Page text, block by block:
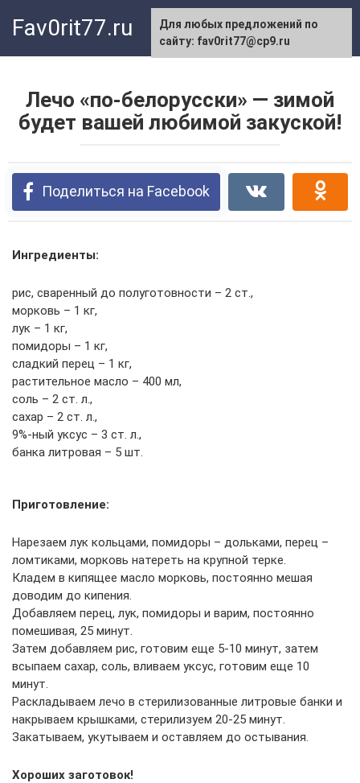
Fav0rit77.ru
Лечо «по-белорусски» — зимой
будет вашей любимой закуской!
Поделиться на Facebook
Ингредиенты:
рис, сваренный до полуготовности – 2 ст.,
морковь – 1 кг,
лук – 1 кг,
помидоры – 1 кг,
сладкий перец – 1 кг,
растительное масло – 400 мл,
соль – 2 ст. л.,
сахар – 2 ст. л.,
9%-ный уксус – 3 ст. л.,
банка литровая – 5 шт.
Приготовление:
Нарезаем лук кольцами, помидоры – дольками, перец –
ломтиками, морковь натереть на крупной терке.
Кладем в кипящее масло морковь, постоянно мешая
доводим до кипения.
Добавляем перец, лук, помидоры и варим, постоянно
помешивая, 25 минут.
Затем добавляем рис, готовим еще 5-10 минут, затем
всыпаем сахар, соль, вливаем уксус, готовим еще 10
минут.
Раскладываем лечо в стерилизованные литровые банки и
накрываем крышками, стерилизуем 20-25 минут.
Закатываем, укутываем и оставляем до остывания.
Хороших заготовок!
Для любых предложений по
сайту: fav0rit77@cp9.ru